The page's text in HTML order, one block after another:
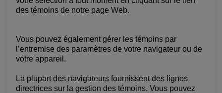
des témoins de notre page Web.
Vous pouvez également gérer les témoins par
l’entremise des paramètres de votre navigateur ou de
votre appareil.
La plupart des navigateurs fournissent des lignes
directrices sur la gestion des témoins. Vous pouvez